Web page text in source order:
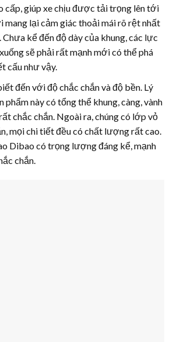
cấp, giúp xe chịu được tải trọng lên tới
mang lại cảm giác thoải mái rõ rệt nhất
Chưa kể đến độ dày của khung, các lực
sẽ phải rất mạnh mới có thể phá
cấu như vậy.
đến với độ chắc chắn và độ bền. Lý
phẩm này có tổng thể khung, càng, vành
chắc chắn. Ngoài ra, chúng có lớp vỏ
mọi chi tiết đều có chất lượng rất cao.
Dibao có trọng lượng đáng kể, mạnh
chắn.